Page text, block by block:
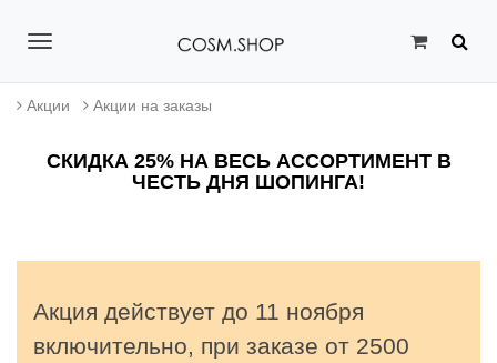
T
o
g
a
Акции Акции на заказы
СКИДКА 25% НА ВЕСЬ АССОРТИМЕНТ В
ЧЕСТЬ ДНЯ ШОПИНГА!
Акция действует до 11 ноября
включительно, при заказе от 2500